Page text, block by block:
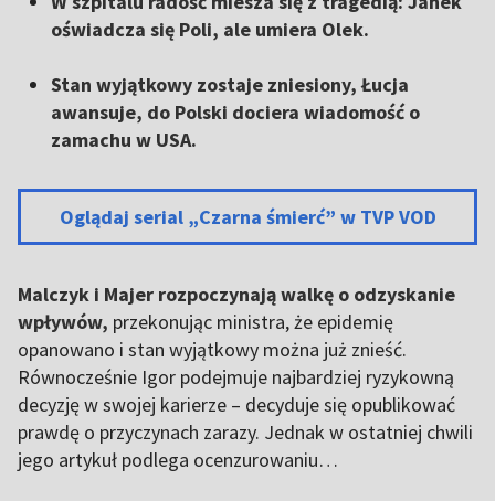
oświadcza się Poli, ale umiera Olek.
Stan wyjątkowy zostaje zniesiony, Łucja
awansuje, do Polski dociera wiadomość o
zamachu w USA.
Oglądaj serial „Czarna śmierć” w TVP VOD
Malczyk i Majer rozpoczynają walkę o odzyskanie
wpływów, przekonując ministra, że epidemię
opanowano i stan wyjątkowy można już znieść.
Równocześnie Igor podejmuje najbardziej ryzykowną
decyzję w swojej karierze – decyduje się opublikować
prawdę o przyczynach zarazy. Jednak w ostatniej chwili
jego artykuł podlega ocenzurowaniu…